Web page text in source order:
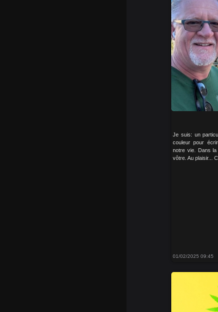
Je suis: un
couleur pour
notre vie. Dans la
vôtre. Au plaisir...
01/02/2025 09:45